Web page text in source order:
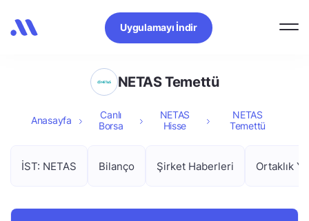
Uygulamayı İndir
NETAS Temettü
Anasayfa
Canlı
Borsa
NETAS
Hisse
NETAS
Temettü
İST: NETAS Bilanço Şirket Haberleri Ortaklık